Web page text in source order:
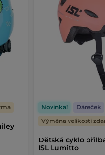
Dětská cyklo
ISL Lumitto
Novinka!
Dáreček
Výměna velikosti